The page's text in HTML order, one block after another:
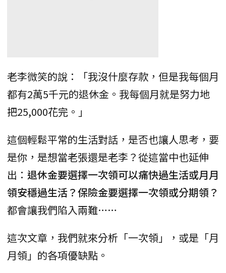
老李微笑的說：「我沒什麼存款，但是我每個月
都有2萬5千元的退休金。我每個月就是努力地
把25,000花完。」
這個輕鬆平常的生活對話，是否也讓人思考，要
是你，是想當老張還是老李？從這當中也延伸
出： 退休金要選擇一次領可以痛快過生活或月月
領安穩過生活？保險金要選擇一次領或分期領？
都會讓我們陷入兩難……
這次文章，我們就來分析「一次領」，或是「月
月領」的各項優缺點。